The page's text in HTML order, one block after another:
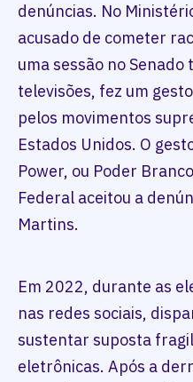
denúncias. No
acusado de cometer
uma sessão no
televisões, fez um
pelos movimentos
Estados Unidos. O
Power, ou Poder
Federal aceitou a
Martins.
Em 2022, durante as
nas redes sociais,
sustentar suposta
eletrônicas. Após a